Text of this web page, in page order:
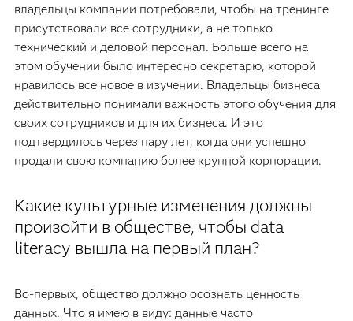
владельцы компании потребовали, чтобы на тренинге
присутствовали все сотрудники, а не только
технический и деловой персонал. Больше всего на
этом обучении было интересно секретарю, которой
нравилось все новое в изучении. Владельцы бизнеса
действительно понимали важность этого обучения для
своих сотрудников и для их бизнеса. И это
подтвердилось через пару лет, когда они успешно
продали свою компанию более крупной корпорации.
Какие культурные изменения должны
произойти в обществе, чтобы data
literacy вышла на первый план?
Во-первых, общество должно осознать ценность
данных. Что я имею в виду: данные часто